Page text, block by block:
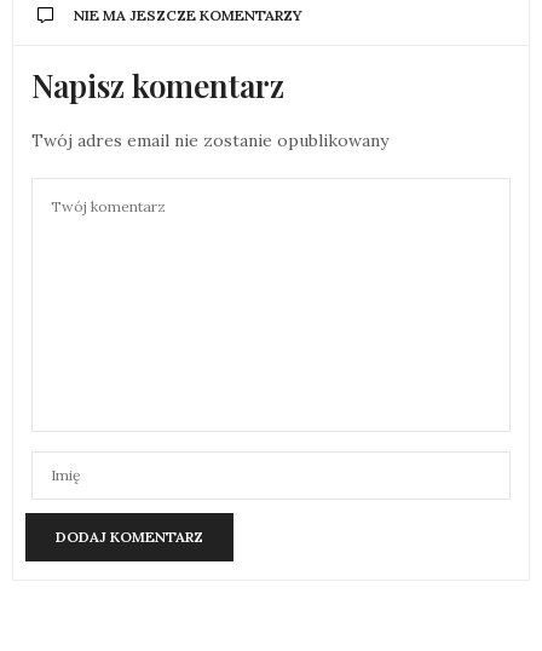
NIE MA JESZCZE KOMENTARZY
Napisz komentarz
Twój adres email nie zostanie opublikowany